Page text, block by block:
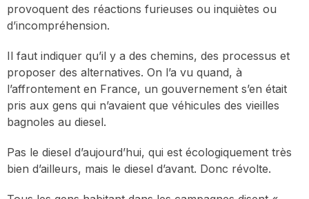
provoquent des réactions furieuses ou inquiètes ou
d’incompréhension.
Il faut indiquer qu’il y a des chemins, des processus et
proposer des alternatives. On l’a vu quand, à
l’affrontement en France, un gouvernement s’en était
pris aux gens qui n’avaient que véhicules des vieilles
bagnoles au diesel.
Pas le diesel d’aujourd’hui, qui est écologiquement très
bien d’ailleurs, mais le diesel d’avant. Donc révolte.